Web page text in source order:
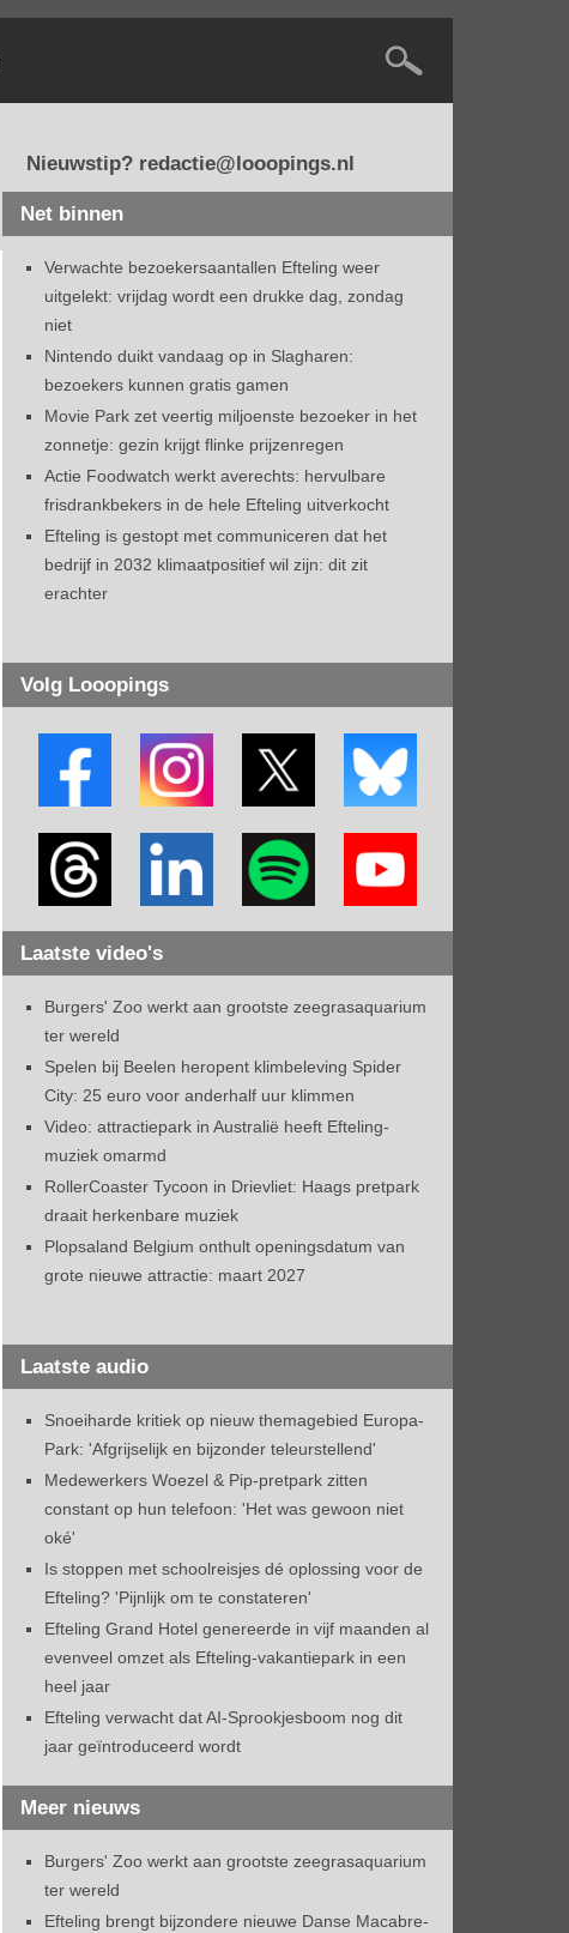
Nieuwstip? redactie@looopings.nl
Net binnen
Verwachte bezoekersaantallen Efteling weer
uitgelekt: vrijdag wordt een drukke dag, zondag
niet
Nintendo duikt vandaag op in Slagharen:
bezoekers kunnen gratis gamen
Movie Park zet veertig miljoenste bezoeker in het
zonnetje: gezin krijgt flinke prijzenregen
Actie Foodwatch werkt averechts: hervulbare
frisdrankbekers in de hele Efteling uitverkocht
Efteling is gestopt met communiceren dat het
bedrijf in 2032 klimaatpositief wil zijn: dit zit
erachter
Volg Looopings
Laatste video's
Burgers' Zoo werkt aan grootste zeegrasaquarium
ter wereld
Spelen bij Beelen heropent klimbeleving Spider
City: 25 euro voor anderhalf uur klimmen
Video: attractiepark in Australië heeft Efteling-
muziek omarmd
RollerCoaster Tycoon in Drievliet: Haags pretpark
draait herkenbare muziek
Plopsaland Belgium onthult openingsdatum van
grote nieuwe attractie: maart 2027
Laatste audio
Snoeiharde kritiek op nieuw themagebied Europa-
Park: 'Afgrijselijk en bijzonder teleurstellend'
Medewerkers Woezel & Pip-pretpark zitten
constant op hun telefoon: 'Het was gewoon niet
oké'
Is stoppen met schoolreisjes dé oplossing voor de
Efteling? 'Pijnlijk om te constateren'
Efteling Grand Hotel genereerde in vijf maanden al
evenveel omzet als Efteling-vakantiepark in een
heel jaar
Efteling verwacht dat AI-Sprookjesboom nog dit
jaar geïntroduceerd wordt
Meer nieuws
Burgers' Zoo werkt aan grootste zeegrasaquarium
ter wereld
Efteling brengt bijzondere nieuwe Danse Macabre-